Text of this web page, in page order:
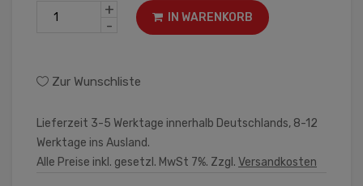
+
-
IN WARENKORB
Zur Wunschliste
Lieferzeit 3-5 Werktage innerhalb Deutschlands, 8-12
Werktage ins Ausland.
Alle Preise inkl. gesetzl. MwSt 7%. Zzgl. Versandkosten